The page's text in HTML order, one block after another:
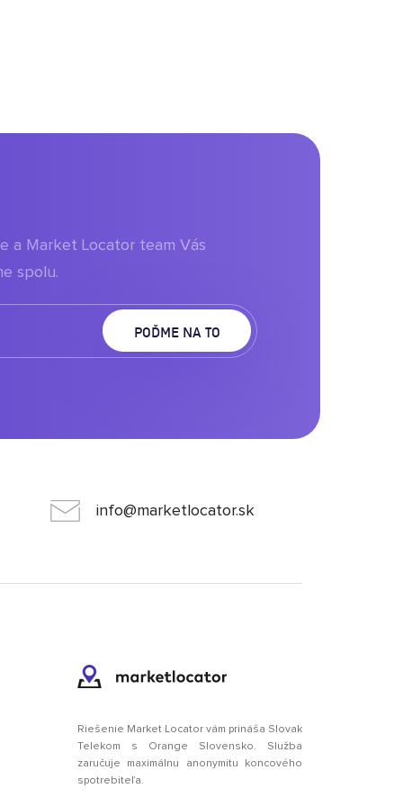
a Market Locator team Vás
spolu.
info@marketlocator.sk
Riešenie Market Locator vám prináša Slovak
Telekom s Orange Slovensko. Služba
zaručuje maximálnu anonymitu koncového
spotrebiteľa.